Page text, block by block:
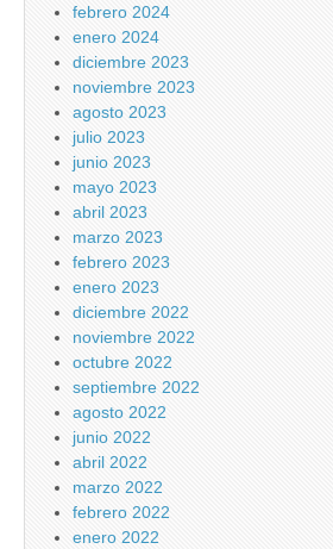
febrero 2024
enero 2024
diciembre 2023
noviembre 2023
agosto 2023
julio 2023
junio 2023
mayo 2023
abril 2023
marzo 2023
febrero 2023
enero 2023
diciembre 2022
noviembre 2022
octubre 2022
septiembre 2022
agosto 2022
junio 2022
abril 2022
marzo 2022
febrero 2022
enero 2022